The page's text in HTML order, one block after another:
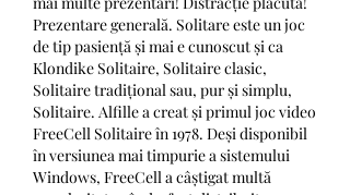
Prezentare generală. Solitare este un joc
de tip pasiență și mai e cunoscut și ca
Klondike Solitaire, Solitaire clasic,
Solitaire tradițional sau, pur și simplu,
Solitaire. Alfille a creat și primul joc video
FreeCell Solitaire în 1978. Deși disponibil
în versiunea mai timpurie a sistemului
Windows, FreeCell a câștigat multă